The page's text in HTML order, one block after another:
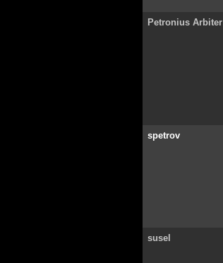
Petronius Arbiter
spetrov
susel